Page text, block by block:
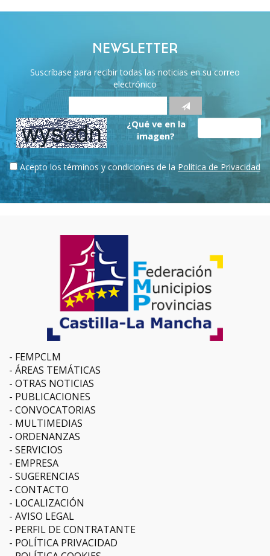
NEWSLETTER
Suscríbase para recibir todas las noticias en su correo
electrónico
¿Qué ve en la
imagen?
Acepto los términos y condiciones de la Política de Privacidad
FEMPCLM
ÁREAS TEMÁTICAS
OTRAS NOTICIAS
PUBLICACIONES
CONVOCATORIAS
MULTIMEDIAS
ORDENANZAS
SERVICIOS
EMPRESA
SUGERENCIAS
CONTACTO
LOCALIZACIÓN
AVISO LEGAL
PERFIL DE CONTRATANTE
POLÍTICA PRIVACIDAD